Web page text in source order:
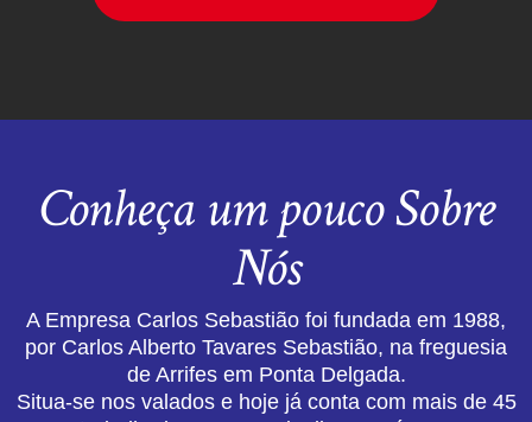
Conheça um pouco Sobre
Nós
A Empresa Carlos Sebastião foi fundada em 1988,
por Carlos Alberto Tavares Sebastião, na freguesia
de Arrifes em Ponta Delgada.
Situa-se nos valados e hoje já conta com mais de 45